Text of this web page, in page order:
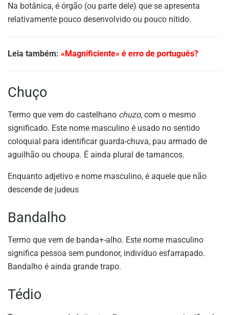
Na botânica, é órgão (ou parte dele) que se apresenta
relativamente pouco desenvolvido ou pouco nítido.
Leia também: «Magnificiente» é erro de português?
Chuço
Termo que vem do castelhano chuzo, com o mesmo
significado. Este nome masculino é usado no sentido
coloquial para identificar guarda-chuva, pau armado de
aguilhão ou choupa. É ainda plural de tamancos.
Enquanto adjetivo e nome masculino, é aquele que não
descende de judeus
Bandalho
Termo que vem de banda+-alho. Este nome masculino
significa pessoa sem pundonor, indivíduo esfarrapado.
Bandalho é ainda grande trapo.
Tédio